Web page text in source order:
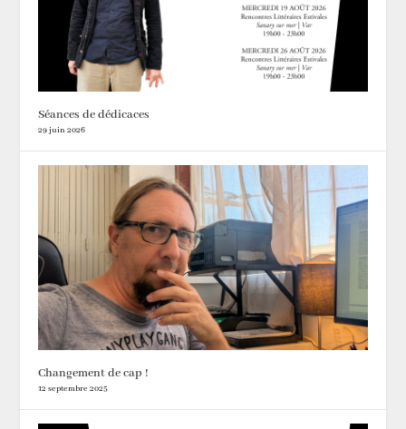
Séances de dédicaces
29 juin 2026
Changement de cap !
12 septembre 2025